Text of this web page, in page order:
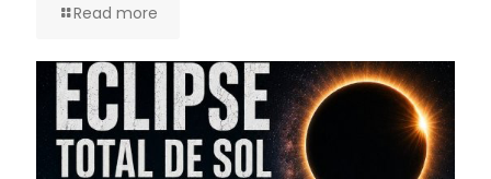
Read more